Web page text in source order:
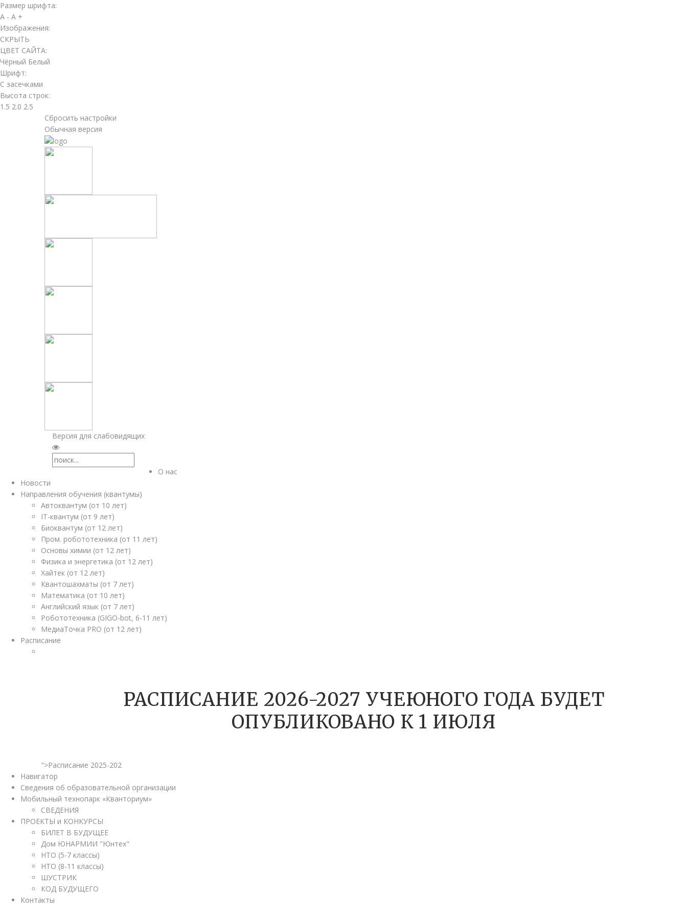
Размер шрифта:
A - A +
Изображения:
СКРЫТЬ
ЦВЕТ САЙТА:
Чёрный Белый
Шрифт:
С засечками
Высота строк:
1.5 2.0 2.5
Сбросить настройки
Обычная версия
Версия для слабовидящих
О нас
Новости
Направления обучения (квантумы)
Автоквантум (от 10 лет)
IT-квантум (от 9 лет)
Биоквантум (от 12 лет)
Пром. робототехника (от 11 лет)
Основы химии (от 12 лет)
Физика и энергетика (от 12 лет)
Хайтек (от 12 лет)
Квантошахматы (от 7 лет)
Математика (от 10 лет)
Английский язык (от 7 лет)
Робототехника (GIGO-bot, 6-11 лет)
МедиаТочка PRO (от 12 лет)
Расписание
РАСПИСАНИЕ 2026-2027 УЧЕЮНОГО ГОДА БУДЕТ
ОПУБЛИКОВАНО К 1 ИЮЛЯ
">Расписание 2025-202
Навигатор
Сведения об образовательной организации
Мобильный технопарк «Кванториум»
СВЕДЕНИЯ
ПРОЕКТЫ и КОНКУРСЫ
БИЛЕТ В БУДУЩЕЕ
Дом ЮНАРМИИ "Юнтех"
НТО (5-7 классы)
НТО (8-11 классы)
ШУСТРИК
КОД БУДУЩЕГО
Контакты